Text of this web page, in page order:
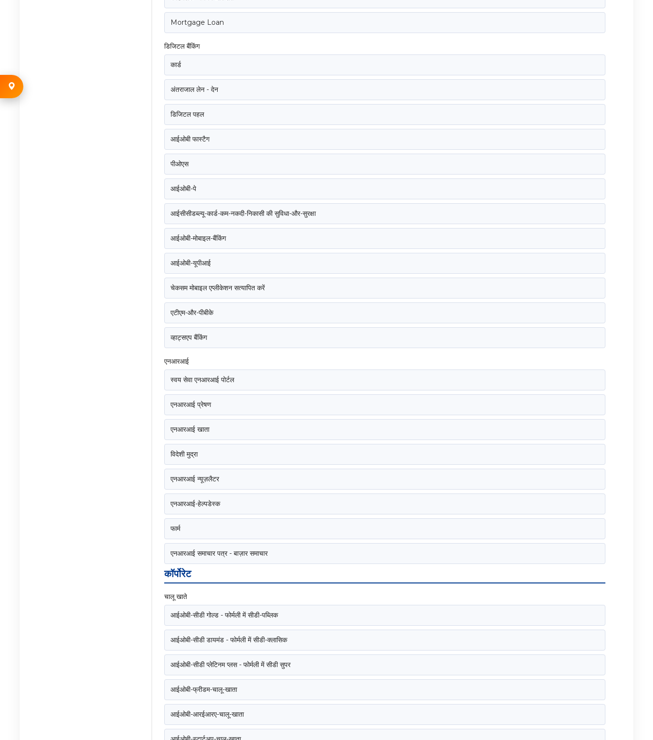
Mortgage Loan
डिजिटल बैंकिंग
कार्ड
अंतराजाल लेन - देन
डिजिटल पहल
आईओबी फास्टैग
पीओएस
आईओबी-पे
आईसीसीडब्ल्यू-कार्ड-कम-नकदी-निकासी की सुविधा-और-सुरक्षा
आईओबी-मोबाइल-बैंकिंग
आईओबी-यूपीआई
चेकसम मोबाइल एप्लीकेशन सत्यापित करें
एटीएम-और-पीबीके
व्हाट्सएप बैंकिंग
एनआरआई
स्वय सेवा एनआरआई पोर्टल
एनआरआई प्रेषण
एनआरआई खाता
विदेशी मुद्रा
एनआरआई न्यूज़लैटर
एनआरआई-हेल्पडेस्क
फार्म
एनआरआई समाचार पत्र - बाज़ार समाचार
कॉर्पोरेट
चालू खाते
आईओबी-सीडी गोल्ड - फोर्मली में सीडी-पब्लिक
आईओबी-सीडी डायमंड - फोर्मली में सीडी-क्लासिक
आईओबी-सीडी प्लेटिनम प्लस - फोर्मली में सीडी सुपर
आईओबी-फ्रीडम-चालू-खाता
आईओबी-आरईआरए-चालू-खाता